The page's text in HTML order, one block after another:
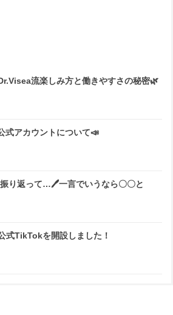
流楽しみ方と働きやすさの秘密🌿
式アカウントについて📣
り返って…🖊一言でいうなら〇〇と
式TikTokを開設しました！